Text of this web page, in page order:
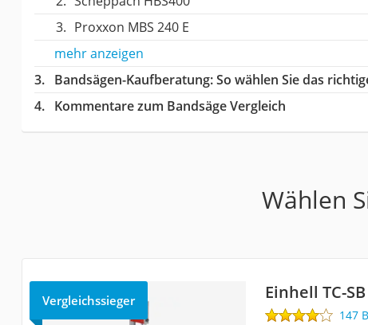
Proxxon MBS 240 E
mehr anzeigen
Bandsägen-Kaufberatung: So wählen Sie das
Kommentare zum Bandsäge Vergleich
Wählen
Vergleichssieger Einhell TC-
147